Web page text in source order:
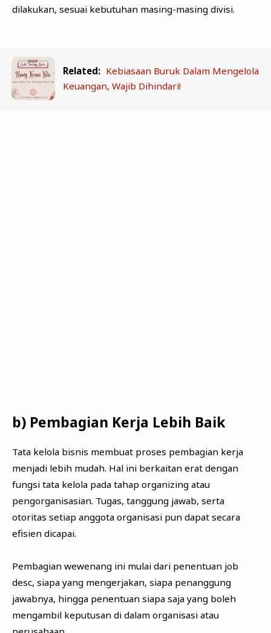
dilakukan, sesuai kebutuhan masing-masing divisi.
Related: Kebiasaan Buruk Dalam Mengelola
Keuangan, Wajib Dihindari!
b) Pembagian Kerja Lebih Baik
Tata kelola bisnis membuat proses pembagian kerja
menjadi lebih mudah. Hal ini berkaitan erat dengan
fungsi tata kelola pada tahap organizing atau
pengorganisasian. Tugas, tanggung jawab, serta
otoritas setiap anggota organisasi pun dapat secara
efisien dicapai.
Pembagian wewenang ini mulai dari penentuan job
desc, siapa yang mengerjakan, siapa penanggung
jawabnya, hingga penentuan siapa saja yang boleh
mengambil keputusan di dalam organisasi atau